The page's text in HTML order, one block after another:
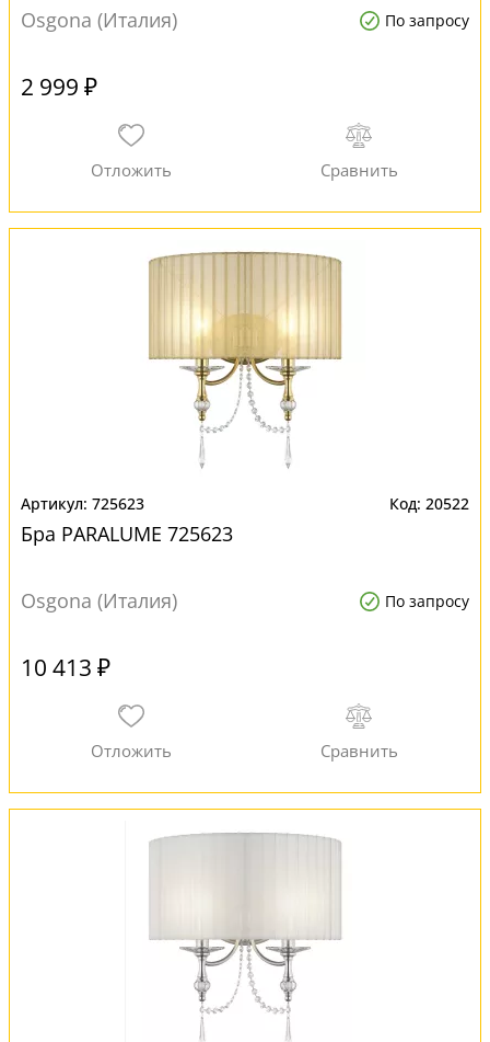
Osgona (Италия) По запросу
2 999 ₽
725623 20522
Бра PARALUME 725623
Osgona (Италия) По запросу
10 413 ₽